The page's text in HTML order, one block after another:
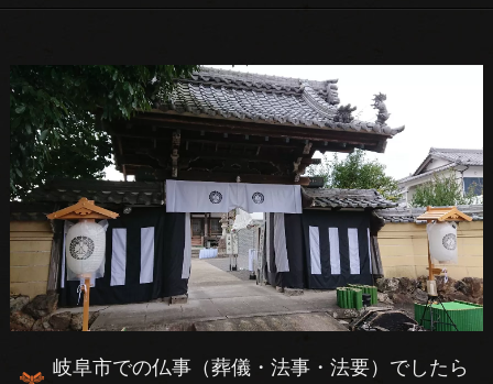
岐阜市での仏事（葬儀・法事・法要）でしたら